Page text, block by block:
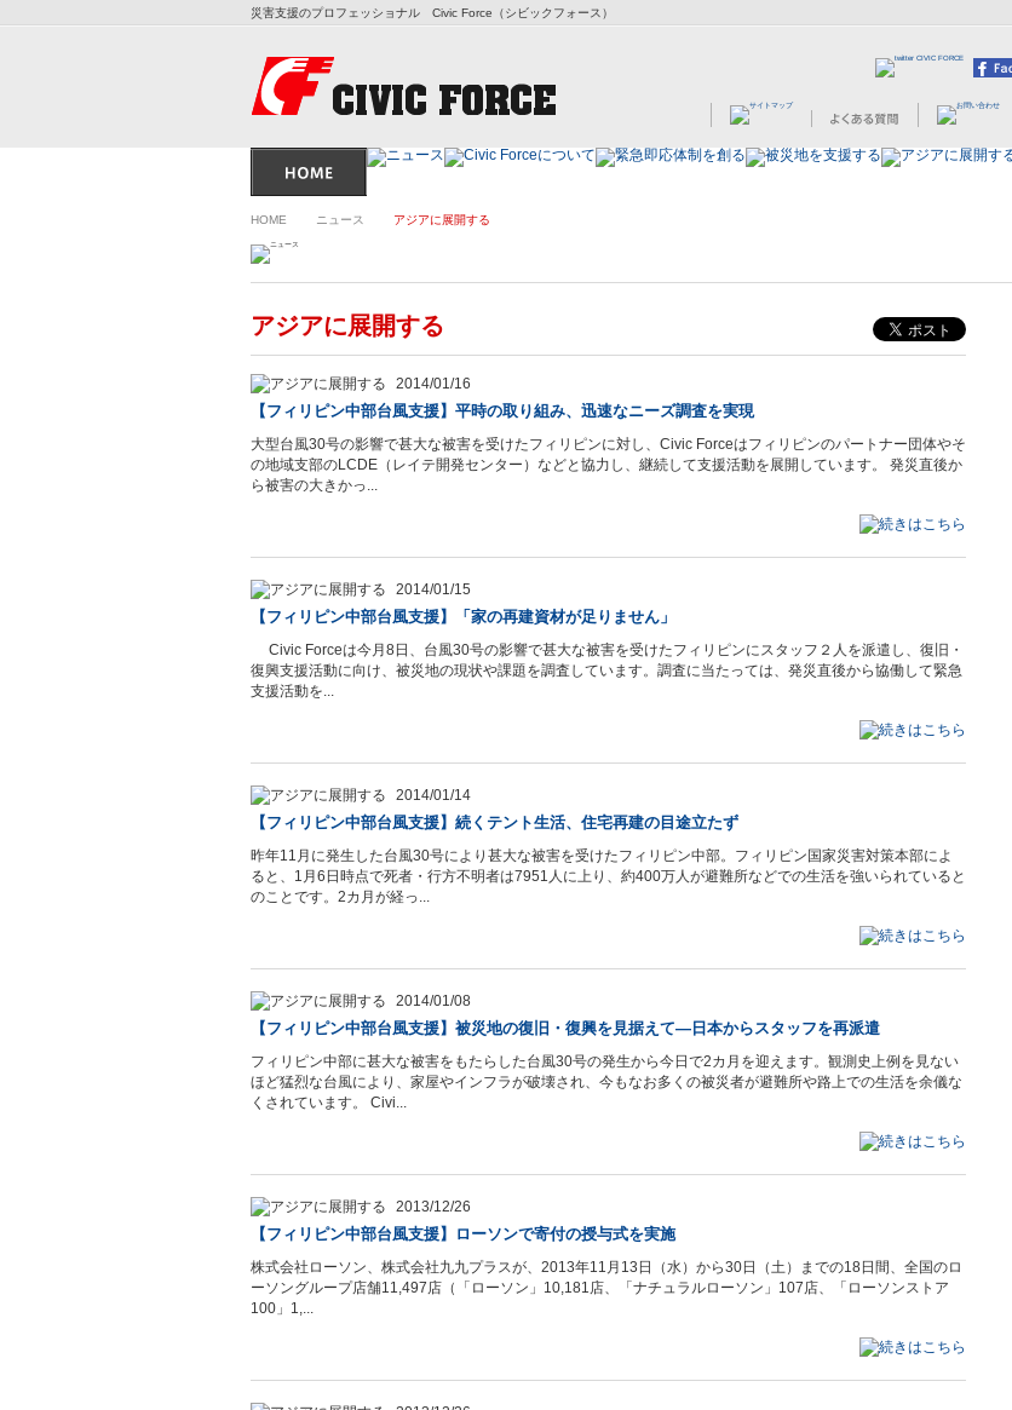
災害支援のプロフェッショナル Civic Force（シビックフォース）
HOME ニュース アジアに展開する
アジアに展開する
2014/01/16
【フィリピン中部台風支援】平時の取り組み、迅速なニーズ調査を実現
大型台風30号の影響で甚大な被害を受けたフィリピンに対し、Civic Forceはフィリピンのパートナー団体やそ
の地域支部のLCDE（レイテ開発センター）などと協力し、継続して支援活動を展開しています。 発災直後か
ら被害の大きかっ...
2014/01/15
【フィリピン中部台風支援】「家の再建資材が足りません」
Civic Forceは今月8日、台風30号の影響で甚大な被害を受けたフィリピンにスタッフ２人を派遣し、復旧・
復興支援活動に向け、被災地の現状や課題を調査しています。調査に当たっては、発災直後から協働して緊急
支援活動を...
2014/01/14
【フィリピン中部台風支援】続くテント生活、住宅再建の目途立たず
昨年11月に発生した台風30号により甚大な被害を受けたフィリピン中部。フィリピン国家災害対策本部によ
ると、1月6日時点で死者・行方不明者は7951人に上り、約400万人が避難所などでの生活を強いられていると
のことです。2カ月が経っ...
2014/01/08
【フィリピン中部台風支援】被災地の復旧・復興を見据えて―日本からスタッフを再派遣
フィリピン中部に甚大な被害をもたらした台風30号の発生から今日で2カ月を迎えます。観測史上例を見ない
ほど猛烈な台風により、家屋やインフラが破壊され、今もなお多くの被災者が避難所や路上での生活を余儀な
くされています。 Civi...
2013/12/26
【フィリピン中部台風支援】ローソンで寄付の授与式を実施
株式会社ローソン、株式会社九九プラスが、2013年11月13日（水）から30日（土）までの18日間、全国のロ
ーソングループ店舗11,497店（「ローソン」10,181店、「ナチュラルローソン」107店、「ローソンストア
100」1,...